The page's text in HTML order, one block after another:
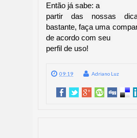
Então já sabe: a
partir das nossas
bastante, faça uma
de acordo com seu
perfil de uso!
09:19 Adriano Luz